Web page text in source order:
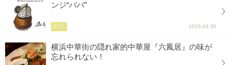
ンジ“ババ”
EAT 2015.03.30
横浜中華街の隠れ家的中華屋『六鳳居』の味が
忘れられない！